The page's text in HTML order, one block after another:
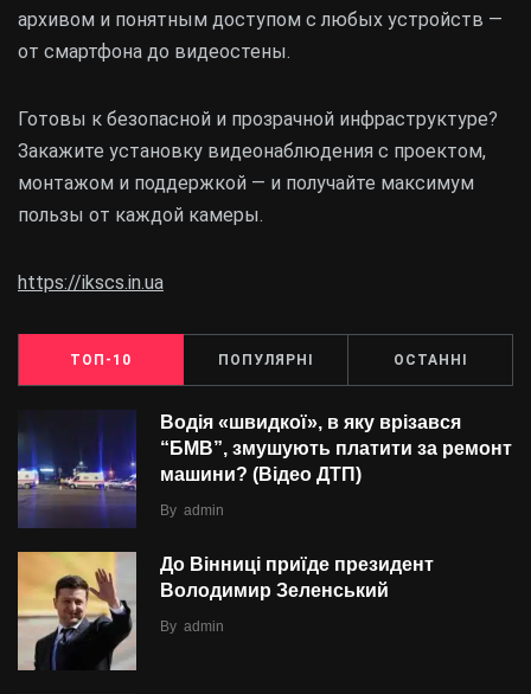
архивом и понятным доступом с любых устройств —
от смартфона до видеостены.
Готовы к безопасной и прозрачной инфраструктуре?
Закажите установку видеонаблюдения с проектом,
монтажом и поддержкой — и получайте максимум
пользы от каждой камеры.
https://ikscs.in.ua
ТОП-10 ПОПУЛЯРНІ ОСТАННІ
Водія «швидкої», в яку врізався
“БMВ”, змушують платити за ремонт
машини? (Відео ДТП)
By admin
До Вінниці приїде президент
Володимир Зеленський
By admin